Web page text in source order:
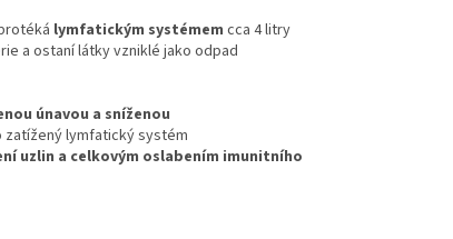
lymfatickým systémem cca 4 litry
a ostaní látky vzniklé jako odpad
únavou a sníženou
zatížený lymfatický systém
uzlin a celkovým oslabením imunitního